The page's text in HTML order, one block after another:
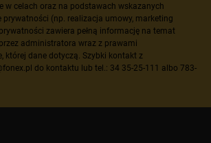
w celach oraz na podstawach wskazanych
prywatności (np. realizacja umowy, marketing
zawiera pełną informację na temat
administratora wraz z prawami
której dane dotyczą. Szybki kontakt z
do kontaktu lub tel.: 34 35-25-111 albo 783-